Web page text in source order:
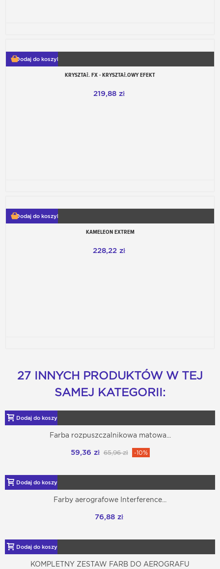
Dodaj do koszyka
KRYSZTAŁ FX - KRYSZTAŁOWY EFEKT
219,88 zł
Dodaj do koszyka
KAMELEON EXTREM
228,22 zł
27 INNYCH PRODUKTÓW W TEJ
SAMEJ KATEGORII:
Dodaj do koszyka
Farba rozpuszczalnikowa matowa...
59,36 zł 65,96 zł -10%
Dodaj do koszyka
Farby aerografowe Interference...
76,88 zł
Dodaj do koszyka
KOMPLETNY ZESTAW FARB DO AEROGRAFU